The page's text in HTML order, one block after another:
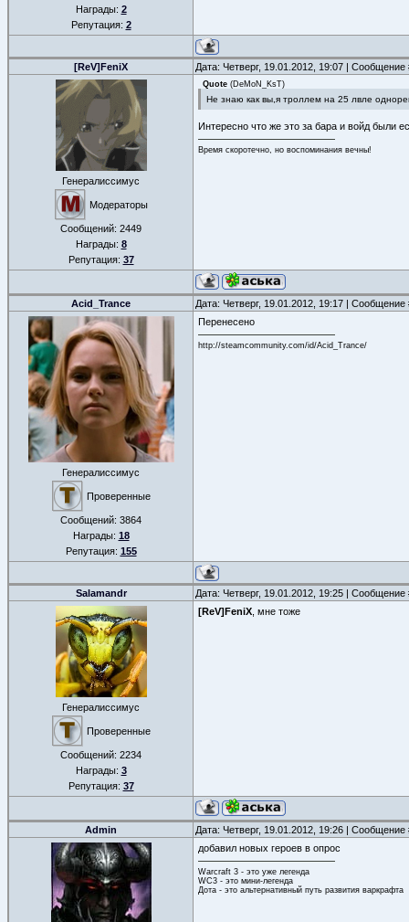
Награды: 2
Репутация: 2
[ReV]FeniX Дата: Четверг, 19.01.2012, 19:07 |
Генералиссимус
Модераторы
Сообщений: 2449
Награды: 8
Репутация: 37
Quote (DeMoN_KsT)
Не знаю как вы,я троллем на 25 лвле
Интересно что же это за бара и войд были
Время скоротечно, но воспоминания вечны!
Acid_Trance Дата: Четверг, 19.01.2012, 19:17 |
Генералиссимус
Проверенные
Сообщений: 3864
Награды: 18
Репутация: 155
Перенесено
http://steamcommunity.com/id/Acid_Trance/
Salamandr Дата: Четверг, 19.01.2012, 19:25 |
Генералиссимус
Проверенные
Сообщений: 2234
Награды: 3
Репутация: 37
[ReV]FeniX , мне тоже
Admin
Дата: Четверг, 19.01.2012, 19:26 |
добавил новых героев в опрос
Warcraft 3 - это уже легенда
WC3 - это мини-легенда
Дота - это альтернативный путь развития варкрафта